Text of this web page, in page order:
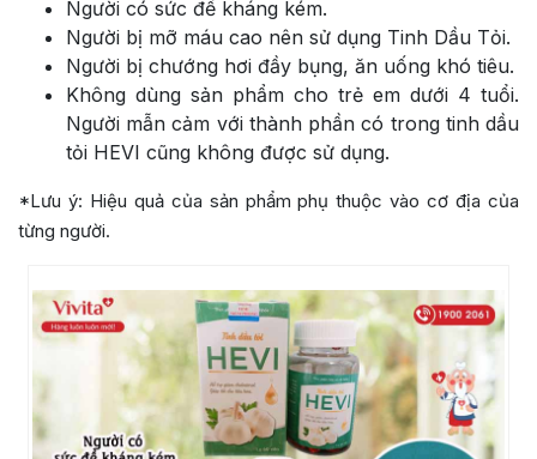
Người có sức đề kháng kém.
Người bị mỡ máu cao nên sử dụng Tinh Dầu Tỏi.
Người bị chướng hơi đầy bụng, ăn uống khó tiêu.
Không dùng sản phẩm cho trẻ em dưới 4 tuổi.
Người mẫn cảm với thành phần có trong tinh dầu
tỏi HEVI cũng không được sử dụng.
*Lưu ý: Hiệu quả của sản phẩm phụ thuộc vào cơ địa của
từng người.